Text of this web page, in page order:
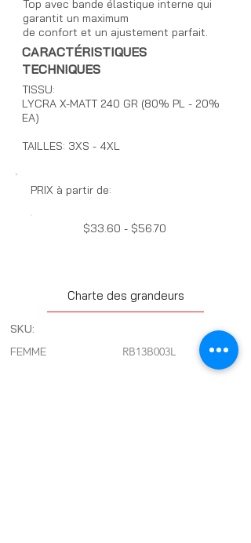
Top avec bande élastique interne qui
garantit un maximum
de confort et un ajustement parfait.
CARACTÉRISTIQUES
TECHNIQUES
TISSU:
LYCRA X-MATT 240 GR (80% PL - 20%
EA)
TAILLES: 3XS - 4XL
PRIX à partir de:
$33.60 - $56.70
Charte des grandeurs
SKU:
FEMME
RB13B003L